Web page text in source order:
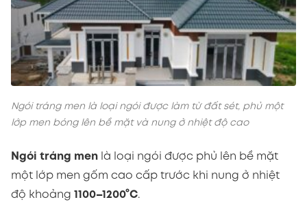
Ngói tráng men là loại ngói được làm từ đất sét, phủ một
lớp men bóng lên bề mặt và nung ở nhiệt độ cao
Ngói tráng men là loại ngói được phủ lên bề mặt
một lớp men gốm cao cấp trước khi nung ở nhiệt
độ khoảng 1100–1200°C.